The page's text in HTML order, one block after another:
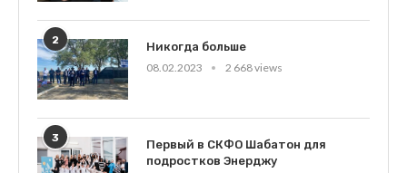
2
Никогда больше
08.02.2023
2 668 views
3
Первый в СКФО Шабатон для
подростков Энерджу